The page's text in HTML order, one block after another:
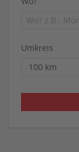
Umkreis